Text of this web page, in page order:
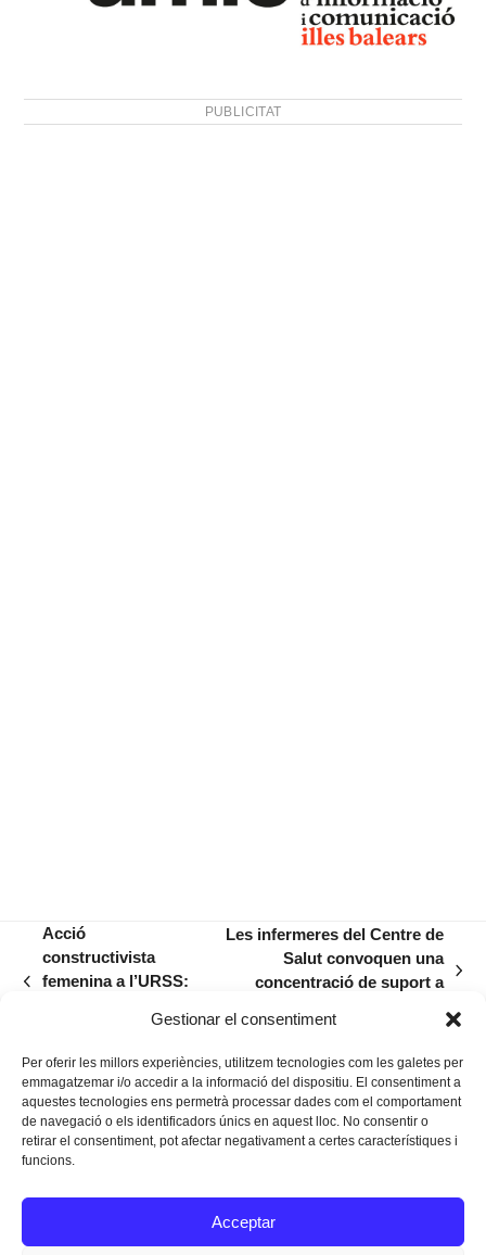
Gestionar el consentiment
Per oferir les millors experiències, utilitzem tecnologies com les galetes per
emmagatzemar i/o accedir a la informació del dispositiu. El consentiment a
aquestes tecnologies ens permetrà processar dades com el comportament
de navegació o els identificadors únics en aquest lloc. No consentir o
retirar el consentiment, pot afectar negativament a certes característiques i
funcions.
Acceptar
PUBLICITAT
previous
Acció
constructivista
femenina a l’URSS:
next
Les infermeres del Centre de
Salut convoquen una
concentració de suport a
Instagram
Facebook
Twitter
Texts Legals